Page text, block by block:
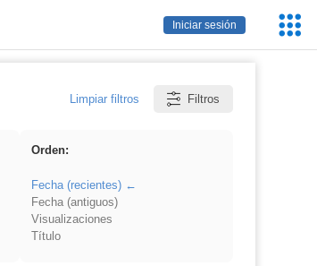
Iniciar sesión
Limpiar filtros Filtros
Orden:
Fecha (recientes)
Fecha (antiguos)
Visualizaciones
Título